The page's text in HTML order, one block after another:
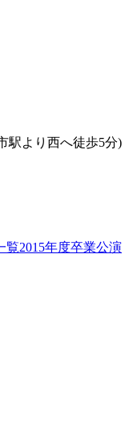
駅より西へ徒歩5分)
覧2015年度卒業公演